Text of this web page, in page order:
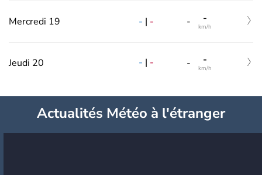
Mercredi 19 - | - - -
km/h
Jeudi 20 - | - - -
km/h
Actualités Météo à l'étranger